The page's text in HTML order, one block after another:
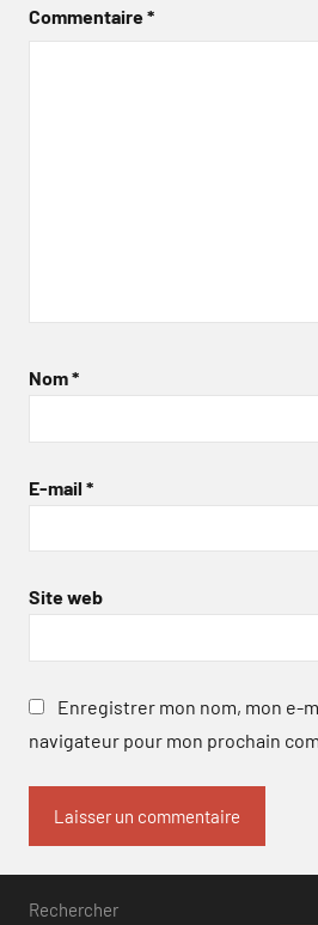
Commentaire*
Nom*
E-mail *
Site web
Enregistrer mon nom, mon e-
navigateur pour mon prochain
Rechercher